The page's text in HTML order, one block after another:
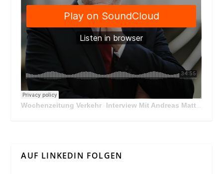
Wochenzeitung Verkehr · Interview Mit Andreas Matthä, CEO der ÖBB Holding
AUF LINKEDIN FOLGEN